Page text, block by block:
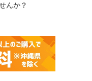
んか？